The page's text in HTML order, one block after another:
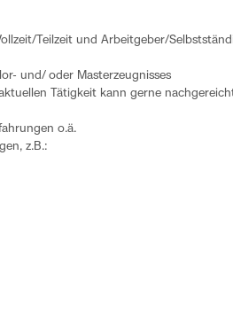
Teilzeit und Arbeitgeber/
und/ oder Masterzeugnisses
Tätigkeit kann gerne
o.ä.
z.B.: